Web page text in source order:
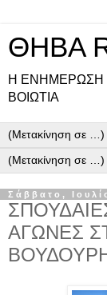
ΘΗΒΑ
Η ΕΝΗΜΕΡΩΣΗ
ΒΟΙΩΤΙΑ
Σάββατο,
ΑΓΩΝΕΣ